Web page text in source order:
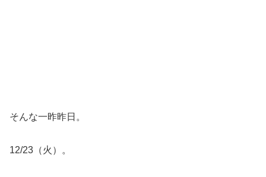
そんな一昨昨日。
12/23（火）。